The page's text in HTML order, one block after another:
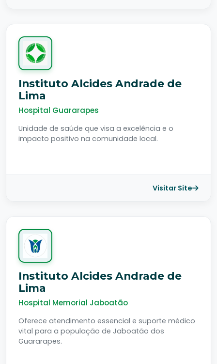
Instituto Alcides Andrade de
Lima
Hospital Guararapes
Unidade de saúde que visa a excelência e o
impacto positivo na comunidade local.
Visitar Site
Instituto Alcides Andrade de
Lima
Hospital Memorial Jaboatão
Oferece atendimento essencial e suporte médico
vital para a população de Jaboatão dos
Guararapes.